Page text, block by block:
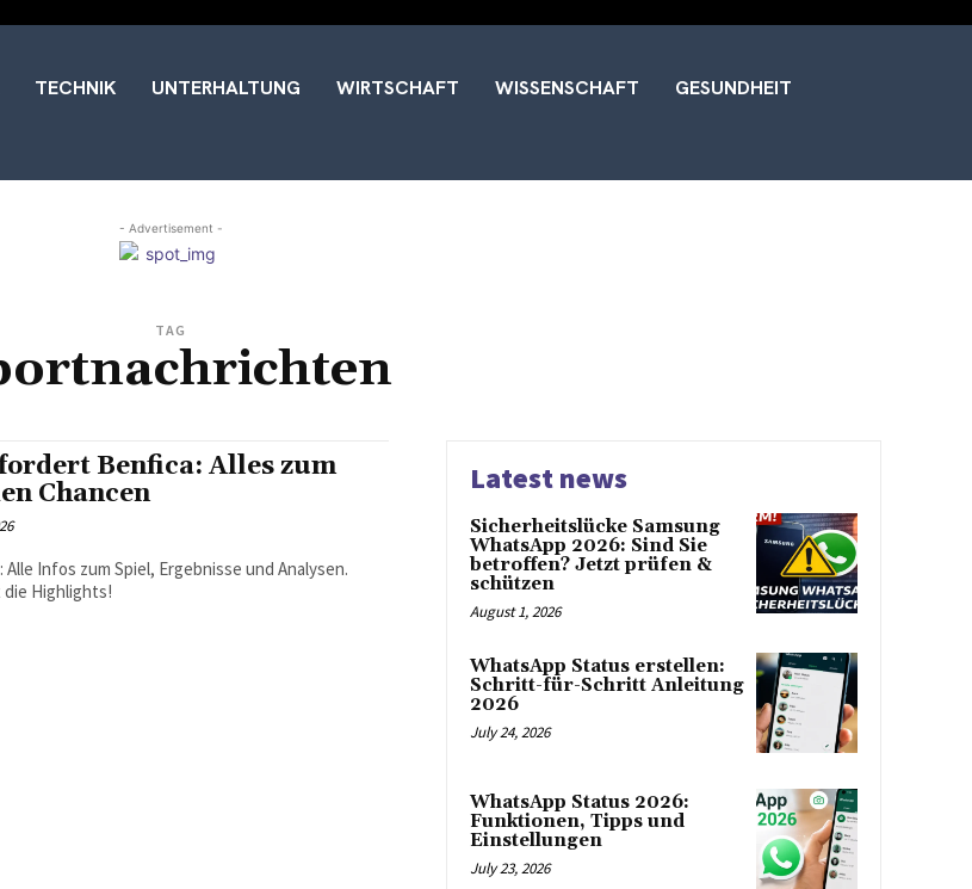
TECHNIK UNTERHALTUNG WIRTSCHAFT WISSENSCHAFT
GESUNDHEIT
- Advertisement -
TAG
Benfica: Alles zum
Chancen
Alle Infos zum Spiel, Ergebnisse und Analysen.
die Highlights!
Latest news
Sicherheitslücke Samsung
WhatsApp 2026: Sind Sie
betroffen? Jetzt prüfen &
schützen
August 1, 2026
WhatsApp Status erstellen:
Schritt-für-Schritt Anleitung
2026
July 24, 2026
WhatsApp Status 2026:
Funktionen, Tipps und
Einstellungen
July 23, 2026